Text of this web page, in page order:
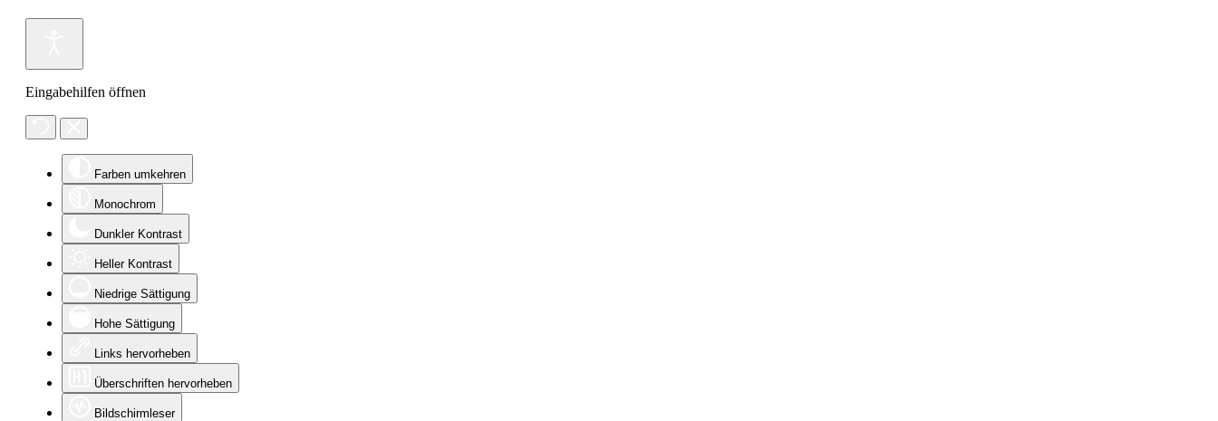
Eingabehilfen öffnen
Farben umkehren
Monochrom
Dunkler Kontrast
Heller Kontrast
Niedrige Sättigung
Hohe Sättigung
Links hervorheben
Überschriften hervorheben
Bildschirmleser